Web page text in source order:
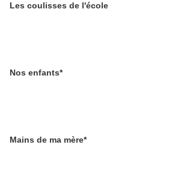
Les coulisses de l'école
Nos enfants*
Mains de ma mère*